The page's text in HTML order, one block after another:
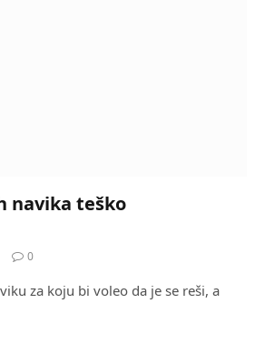
navika teško
0
za koju bi voleo da je se reši, a